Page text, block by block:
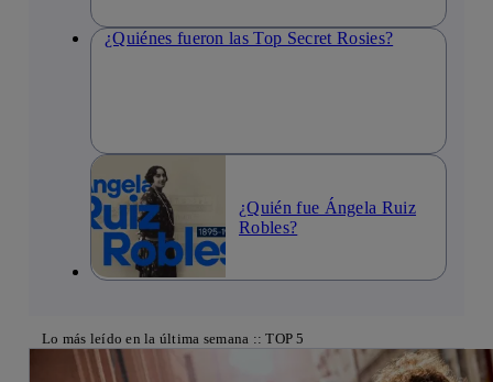
¿Quiénes fueron las Top Secret Rosies?
¿Quién fue Ángela Ruiz
Robles?
Lo más leído en la última semana :: TOP 5